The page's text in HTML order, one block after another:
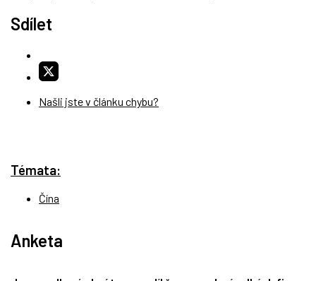
Sdílet
Našli jste v článku chybu?
Témata:
Čína
Anketa